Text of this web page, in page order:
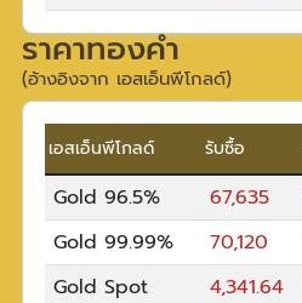
ราคาทองคำ
(อ้างอิงจาก เอสเอ็นพีโกลด์)
เอสเอ็นพีโกลด์ รับซื้อ
Gold 96.5% 67,635
Gold 99.99%
70,120
Gold Spot
4,341.64